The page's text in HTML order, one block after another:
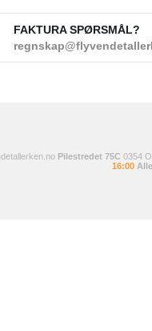
FAKTURA SPØRSMÅL?
Pilestredet 75C 0354
16:00